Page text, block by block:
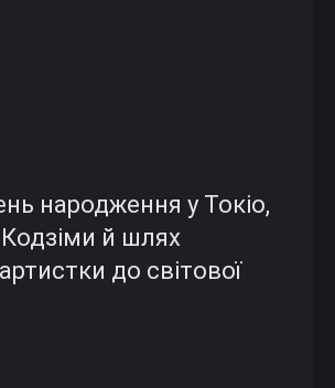
народження у Токіо,
Кодзіми й шлях
до світової